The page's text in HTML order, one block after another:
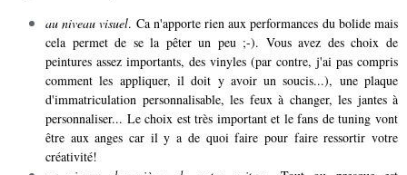
au niveau visuel. Ca n'apporte rien aux performances du bolide mais
cela permet de se la pêter un peu ;-). Vous avez des choix de
peintures assez importants, des vinyles (par contre, j'ai pas compris
comment les appliquer, il doit y avoir un soucis...), une plaque
d'immatriculation personnalisable, les feux à changer, les jantes à
personnaliser... Le choix est très important et le fans de tuning vont
être aux anges car il y a de quoi faire pour faire ressortir votre
créativité!